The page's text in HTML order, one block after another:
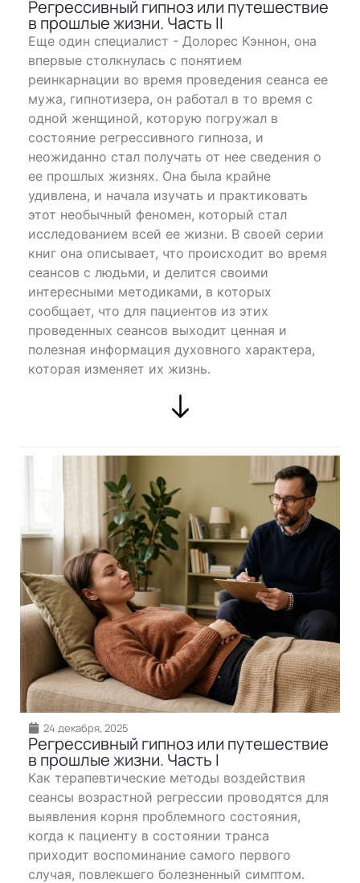
Регрессивный гипноз или путешествие
в прошлые жизни. Часть II
Еще один специалист - Долорес Кэннон, она
впервые столкнулась с понятием
реинкарнации во время проведения сеанса ее
мужа, гипнотизера, он работал в то время с
одной женщиной, которую погружал в
состояние регрессивного гипноза, и
неожиданно стал получать от нее сведения о
ее прошлых жизнях. Она была крайне
удивлена, и начала изучать и практиковать
этот необычный феномен, который стал
исследованием всей ее жизни. В своей серии
книг она описывает, что происходит во время
сеансов с людьми, и делится своими
интересными методиками, в которых
сообщает, что для пациентов из этих
проведенных сеансов выходит ценная и
полезная информация духовного характера,
которая изменяет их жизнь.
24 декабря, 2025
Регрессивный гипноз или путешествие
в прошлые жизни. Часть I
Как терапевтические методы воздействия
сеансы возрастной регресcии проводятся для
выявления корня проблемного состояния,
когда к пациенту в состоянии транса
приходит воспоминание самого первого
случая, повлекшего болезненный симптом.